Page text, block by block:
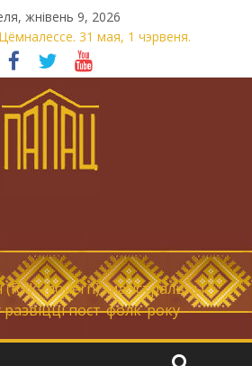
жнівень 9, 2026
31 мая, 1 чэрвеня.
Невыносна балюча нараджаецца
нацыя.
modern), магістральны
пост-фолк-року